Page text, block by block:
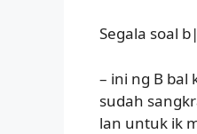
Segala soal
– ini ng B bal
sudah
lan untuk ik